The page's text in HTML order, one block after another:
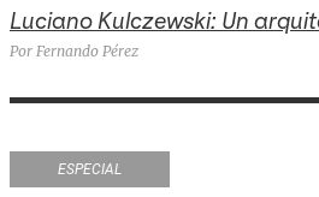
Luciano Kulczewski: Un
Por Fernando Pérez
ESPECIAL